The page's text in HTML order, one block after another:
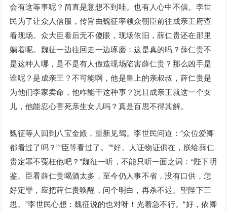
会有这等事呢？简直是意想不到哇。也有人心中不信。李世
民为了让众人信服，传旨由魏征率领众朝臣前往成亲王府查
看现场。众大臣看后无不傻眼，现场依旧，薛仁贵还在那里
躺着呢。魏征一边往回走一边琢磨：这是真的吗？薛仁贵不
是这种人哪，是不是有人假造现场陷害薛仁贵？那么凶手是
谁呢？是成亲王？不可能啊，他是皇上的亲叔叔，薛仁贵是
为他们李家卖命，他咋能干这种事？况且成亲王就这一个女
儿，他能忍心害死亲生女儿吗？真是百思不得其解。
魏征等人回到八宝金殿，重新见驾。李世民问道：“众位爱卿
都看过了吗？”“臣等看过了。”“好。人证物证俱在，朕给薛仁
贵定罪不冤枉他吧？”魏征一听，不能只听一面之词：“陛下明
鉴。臣看薛仁贵喝酒太多，至今仍人事不省，没有口供，怎
好定罪，应把薛仁贵唤醒，问个明白，再杀不迟。望陛下三
思。”李世民心想：魏征说的也对呀！光着急不行。“好，依卿